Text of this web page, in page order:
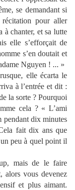
se demandant si
pour aller
à chanter, et sa lutte
elle s’efforçait de
s’en doutait et
Nguyen ! ... »
elle écarta le
à l’entrée et dit :
la sorte ? Pourquoi
cela ? « L’ami
pendant dix minutes
fait dix ans que
peu à quel point il
mais de le faire
alors vous devenez
et plus aimant.